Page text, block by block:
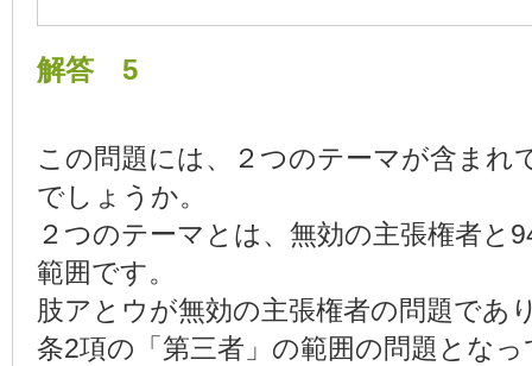
解答 5
この問題には、２つのテーマが含まれ
でしょうか。
２つのテーマとは、無効の主張権者と
範囲です。
肢アとウが無効の主張権者の問題であ
条2項の「第三者」の範囲の問題とな